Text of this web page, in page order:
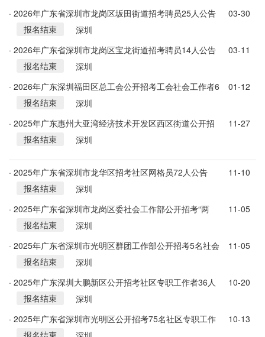
· 2026年广东省深圳市龙岗区坂田街道招考聘员25人公告
03-30
报名结束
深圳
· 2026年广东省深圳市龙岗区宝龙街道招考聘员14人公告
03-11
报名结束
深圳
· 2026年广东深圳福田区总工会公开招考工会社会工作者6
人公告
01-12
报名结束
深圳
· 2025年广东惠州大亚湾经济技术开发区西区街道公开招
考社区工作者30人公告
11-27
报名结束
深圳
· 2025年广东省深圳市龙华区招考社区网格员72人公告
11-10
报名结束
深圳
· 2025年广东省深圳市龙岗区委社会工作部公开招考“两
新”组织党建组织员公告
11-05
报名结束
深圳
· 2025年广东省深圳市光明区群团工作部公开招考5名社会
化工会工作者公告
11-05
报名结束
深圳
· 2025年广东深圳大鹏新区公开招考社区专职工作者36人
公告
10-20
报名结束
深圳
· 2025年广东省深圳市光明区公开招考75名社区专职工作
10-13
报名结束